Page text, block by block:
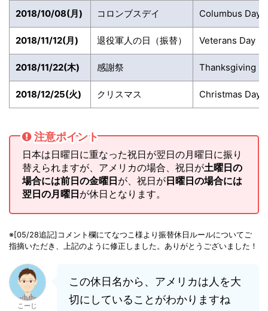
2018/10/08(月) コロンブスデイ Columbus Day
2018/11/12(月) 退役軍人の日（振替） Veterans Day
2018/11/22(木) 感謝祭 Thanksgiving
2018/12/25(火) クリスマス Christmas Day
注意ポイント
日本は日曜日に重なった祝日が翌日の月曜日に振り
替えられますが、 アメリカの場合、祝日が土曜日の
場合には前日の金曜日が、祝日が日曜日の場合には
翌日の月曜日が休日となります。
※[05/28追記]コメント欄にてなつこ様より振替休日ルールについてご
指摘いただき、上記のように修正しました。ありがとうございました！
こーじ
この休日名から、アメリカは人を大
切にしていることがわかりますね